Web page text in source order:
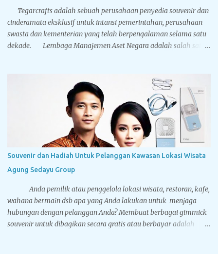
pilihan warna solid: hitam, putih, biru, silver dan gold...
Tegarcrafts adalah sebuah perusahaan penyedia souvenir dan
cinderamata eksklusif untuk intansi pemerintahan, perusahaan
swasta dan kementerian yang telah berpengalaman selama satu
dekade. Lembaga Manajemen Aset Negara adalah salah satu
souvenir. Dibawah ini adalah foto-foto dari cinderamata
eksklusif yang pernah dikerjakan oleh Tegarcrafts. Silahkan
nikmati aneka gambar dibawah, yang mana mungkin berguna
sebagai referensi Anda sebelum Anda memesan souvenir kepada
kami. Bantal Leher Bahan Yelvo Ada dua jenis standar bahan
untuk membuat bantal leher, yakni Yelvo dan Velboa. Yelvo lebih
halus dan nyaman digunakan. Bantal leher koleksi Tegarcrafts
memiliki dua metode pencetakan logo yaitu printing dan bordir.
Untuk printing kelebihannya logo dan desain Anda lebih...
Souvenir dan Hadiah Untuk Pelanggan Kawasan Lokasi Wisata
Agung Sedayu Group
Anda pemilik atau penggelola lokasi wisata, restoran, kafe,
wahana bermain dsb apa yang Anda lakukan untuk menjaga
hubungan dengan pelanggan Anda? Membuat berbagai gimmick
souvenir untuk dibagikan secara gratis atau berbayar adalah